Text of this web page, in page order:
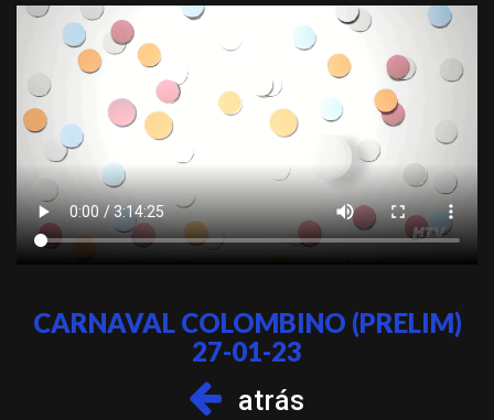
CARNAVAL COLOMBINO (PRELIM)
27-01-23
atrás